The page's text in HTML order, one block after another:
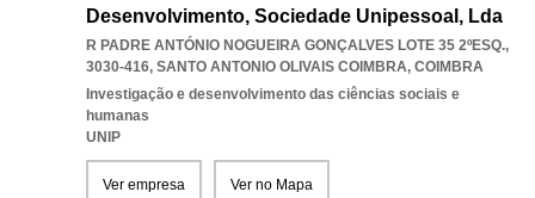
Desenvolvimento, Sociedade Unipessoal, Lda
R PADRE ANTÓNIO NOGUEIRA GONÇALVES LOTE 35 2ºESQ.,
3030-416, SANTO ANTONIO OLIVAIS COIMBRA, COIMBRA
Investigação e desenvolvimento das ciências sociais e
humanas
UNIP
Ver empresa Ver no Mapa